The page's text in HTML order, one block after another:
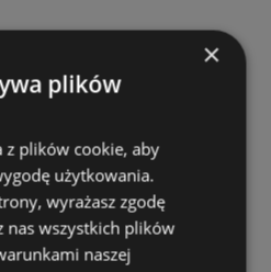
Centrum
×
plików
z plików cookie, aby
użytkowania.
wyrażasz zgodę
nas wszystkich plików
naszej